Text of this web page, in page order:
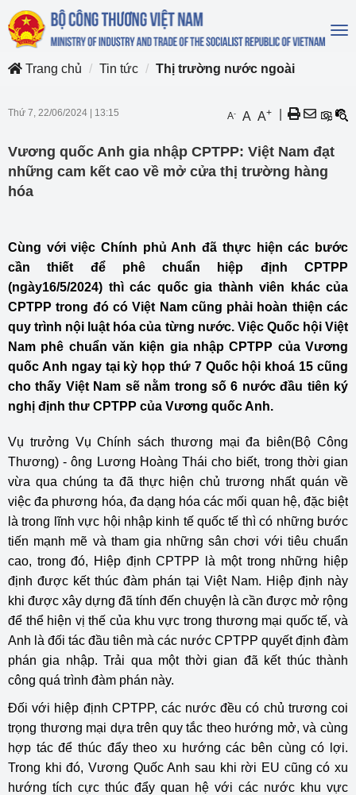
Trang chủ
Tin tức Thị trường nước ngoài
Thứ 7, 22/06/2024 13:15 A- A A+
Vương quốc Anh gia nhập CPTPP: Việt Nam đạt
những cam kết cao về mở cửa thị trường hàng
hóa
Cùng với việc Chính phủ Anh đã thực hiện các bước
cần thiết để phê chuẩn hiệp định CPTPP
(ngày16/5/2024) thì các quốc gia thành viên khác của
CPTPP trong đó có Việt Nam cũng phải hoàn thiện các
quy trình nội luật hóa của từng nước. Việc Quốc hội Việt
Nam phê chuẩn văn kiện gia nhập CPTPP của Vương
quốc Anh ngay tại kỳ họp thứ 7 Quốc hội khoá 15 cũng
cho thấy Việt Nam sẽ nằm trong số 6 nước đầu tiên ký
nghị định thư CPTPP của Vương quốc Anh.
Vụ trưởng Vụ Chính sách thương mại đa biên(Bộ Công
Thương) - ông Lương Hoàng Thái cho biết, trong thời gian
vừa qua chúng ta đã thực hiện chủ trương nhất quán về
việc đa phương hóa, đa dạng hóa các mối quan hệ, đặc biệt
là trong lĩnh vực hội nhập kinh tế quốc tế thì có những bước
tiến mạnh mẽ và tham gia những sân chơi với tiêu chuẩn
cao, trong đó, Hiệp định CPTPP là một trong những hiệp
định được kết thúc đàm phán tại Việt Nam. Hiệp định này
khi được xây dựng đã tính đến chuyện là cần được mở rộng
để thể hiện vị thế của khu vực trong thương mại quốc tế, và
Anh là đối tác đầu tiên mà các nước CPTPP quyết định đàm
phán gia nhập. Trải qua một thời gian đã kết thúc thành
công quá trình đàm phán này.
Đối với hiệp định CPTPP, các nước đều có chủ trương coi
trọng thương mại dựa trên quy tắc theo hướng mở, và cùng
hợp tác để thúc đẩy theo xu hướng các bên cùng có lợi.
Trong khi đó, Vương Quốc Anh sau khi rời EU cũng có xu
hướng tích cực thúc đẩy quan hệ với các nước khu vực